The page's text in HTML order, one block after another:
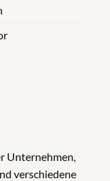
Unternehmen,
verschiedene